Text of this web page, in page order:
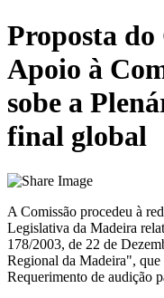
Proposta
Apoio à
sobe a
final global
A Comissão procedeu à
Legislativa da Madeira
178/2003, de 22 de
Regional da Madeira",
Requerimento de audição